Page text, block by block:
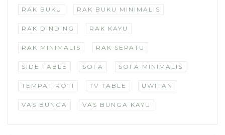
RAK BUKU RAK BUKU MINIMALIS
RAK DINDING RAK KAYU
RAK MINIMALIS RAK SEPATU
SIDE TABLE SOFA SOFA MINIMALIS
TEMPAT ROTI TV TABLE UWITAN
VAS BUNGA VAS BUNGA KAYU